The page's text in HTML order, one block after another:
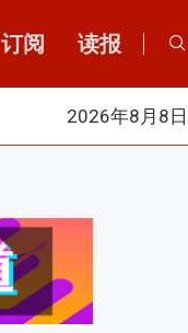
订阅 读报
2026年8月8日